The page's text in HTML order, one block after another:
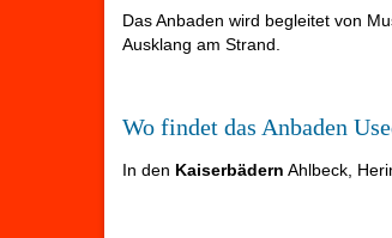
Das Anbaden wird begleitet von
Ausklang am Strand.
Wo findet das Anbaden
In den Kaiserbädern Ahlbeck,